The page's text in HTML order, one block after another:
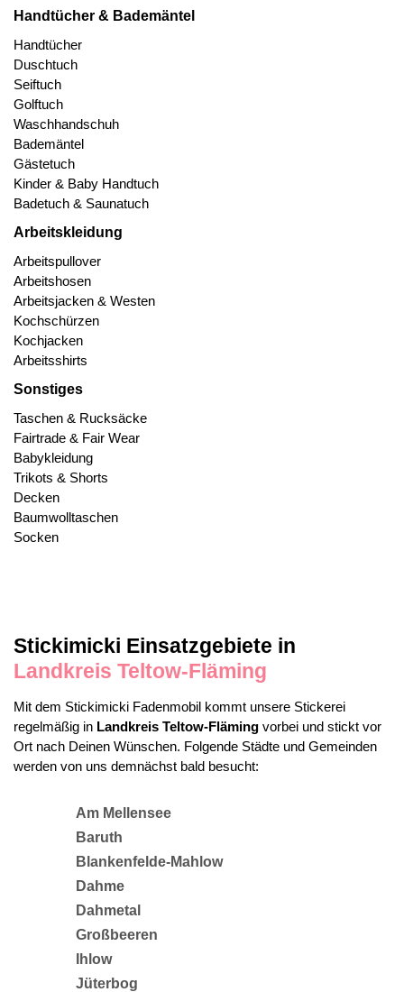
Handtücher & Bademäntel
Handtücher
Duschtuch
Seiftuch
Golftuch
Waschhandschuh
Bademäntel
Gästetuch
Kinder & Baby Handtuch
Badetuch & Saunatuch
Arbeitskleidung
Arbeitspullover
Arbeitshosen
Arbeitsjacken & Westen
Kochschürzen
Kochjacken
Arbeitsshirts
Sonstiges
Taschen & Rucksäcke
Fairtrade & Fair Wear
Babykleidung
Trikots & Shorts
Decken
Baumwolltaschen
Socken
Stickimicki Einsatzgebiete in
Landkreis Teltow-Fläming
Mit dem Stickimicki Fadenmobil kommt unsere Stickerei
regelmäßig in Landkreis Teltow-Fläming vorbei und stickt vor
Ort nach Deinen Wünschen. Folgende Städte und Gemeinden
werden von uns demnächst bald besucht:
Am Mellensee
Baruth
Blankenfelde-Mahlow
Dahme
Dahmetal
Großbeeren
Ihlow
Jüterbog